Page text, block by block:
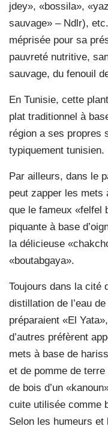
jdey», «bossila»,
sauvage» – Ndlr),
méprisée pour sa
pauvreté nutritive,
sauvage, du fenouil
En Tunisie, cette
plat traditionnel à
région a ses propres
typiquement tunisien.
Par ailleurs, dans le
peut zapper les mets
que le fameux «felfel
piquante à base
la délicieuse
«boutabgaya».
Toujours dans la cité
distillation de l’eau
préparaient «El
d’autres préfèrent
mets à base de
et de pomme de
de bois d’un
cuite utilisée comme
Selon les humeurs